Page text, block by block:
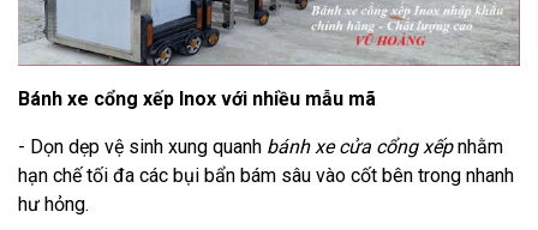
Bánh xe cổng xếp Inox với nhiều mẫu mã
- Dọn dẹp vệ sinh xung quanh bánh xe cửa cổng xếpnhằm
hạn chế tối đa các bụi bẩn bám sâu vào cốt bên trong nhanh
hư hỏng.